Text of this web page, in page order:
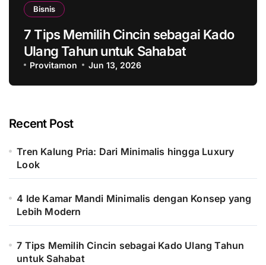
Bisnis
7 Tips Memilih Cincin sebagai Kado
Ulang Tahun untuk Sahabat
Provitamon Jun 13, 2026
Recent Post
Tren Kalung Pria: Dari Minimalis hingga Luxury
Look
4 Ide Kamar Mandi Minimalis dengan Konsep yang
Lebih Modern
7 Tips Memilih Cincin sebagai Kado Ulang Tahun
untuk Sahabat